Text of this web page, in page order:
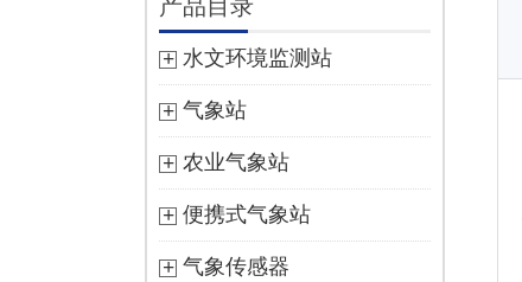
产品目录
水文环境监测站
气象站
农业气象站
便携式气象站
气象传感器